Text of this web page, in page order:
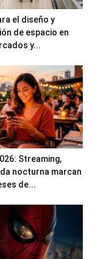
el diseño y
de espacio en
y...
Streaming,
nocturna marcan
de...